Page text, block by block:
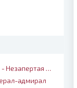
дверь
адмирал